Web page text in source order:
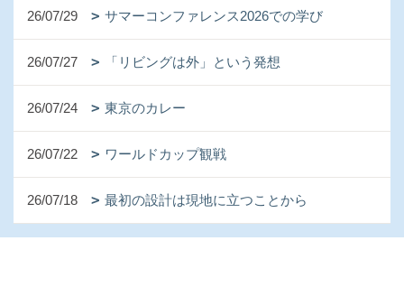
26/07/29 サマーコンファレンス2026での学び
26/07/27 「リビングは外」という発想
26/07/24 東京のカレー
26/07/22 ワールドカップ観戦
26/07/18 最初の設計は現地に立つことから